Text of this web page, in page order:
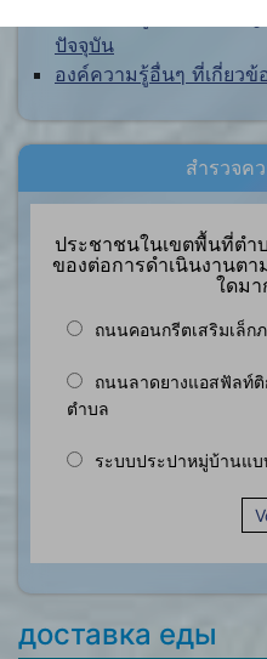
ปัจจุบัน
องค์ความรู้อื่นๆ ที่เกี่ยว
สำรวจค
ประชาชนในเขตพื้นที่ตำ
ของต่อการดำเนินงานตา
ใดม
ถนนคอนกรีตเสริมเล็ก
ถนนลาดยางแอสฟัลท์
ตำบล
ระบบประปาหมู่บ้านแ
доставка еды